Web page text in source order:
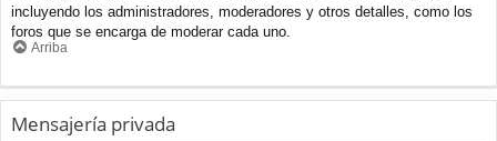
incluyendo los administradores, moderadores y otros detalles, como los
foros que se encarga de moderar cada uno.
Arriba
Mensajería privada